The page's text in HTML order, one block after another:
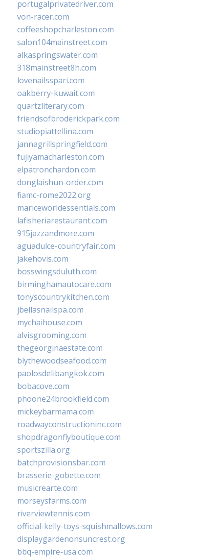
portugalprivatedriver.com
von-racer.com
coffeeshopcharleston.com
salon104mainstreet.com
alkaspringswater.com
318mainstreet8h.com
lovenailsspari.com
oakberry-kuwait.com
quartzliterary.com
friendsofbroderickpark.com
studiopiattellina.com
jannagrillspringfield.com
fujiyamacharleston.com
elpatronchardon.com
donglaishun-order.com
fiamc-rome2022.org
mariceworldessentials.com
lafisheriarestaurant.com
915jazzandmore.com
aguadulce-countryfair.com
jakehovis.com
bosswingsduluth.com
birminghamautocare.com
tonyscountrykitchen.com
jbellasnailspa.com
mychaihouse.com
alvisgrooming.com
thegeorginaestate.com
blythewoodseafood.com
paolosdelibangkok.com
bobacove.com
phoone24brookfield.com
mickeybarmama.com
roadwayconstructioninc.com
shopdragonflyboutique.com
sportszilla.org
batchprovisionsbar.com
brasserie-gobette.com
musicrearte.com
morseysfarms.com
riverviewtennis.com
official-kelly-toys-squishmallows.com
displaygardenonsuncrest.org
bbq-empire-usa.com